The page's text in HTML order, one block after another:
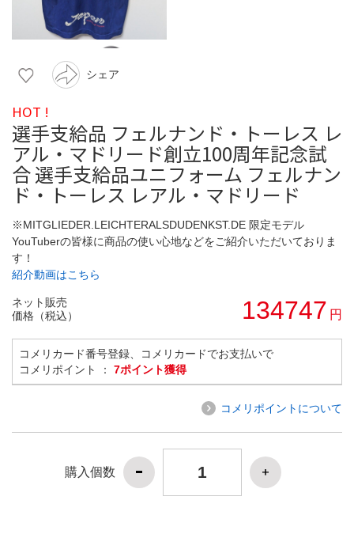
シェア
HOT !
選手支給品 フェルナンド・トーレス レ
アル・マドリード創立100周年記念試
合 選手支給品ユニフォーム フェルナン
ド・トーレス レアル・マドリード
※MITGLIEDER.LEICHTERALSDUDENKST.DE 限定モデル
YouTuberの皆様に商品の使い心地などをご紹介いただいておりま
す！
紹介動画はこちら
ネット販売
価格（税込）
134747 円
コメリカード番号登録、コメリカードでお支払いで
コメリポイント ： 7ポイント獲得
コメリポイントについて
購入個数